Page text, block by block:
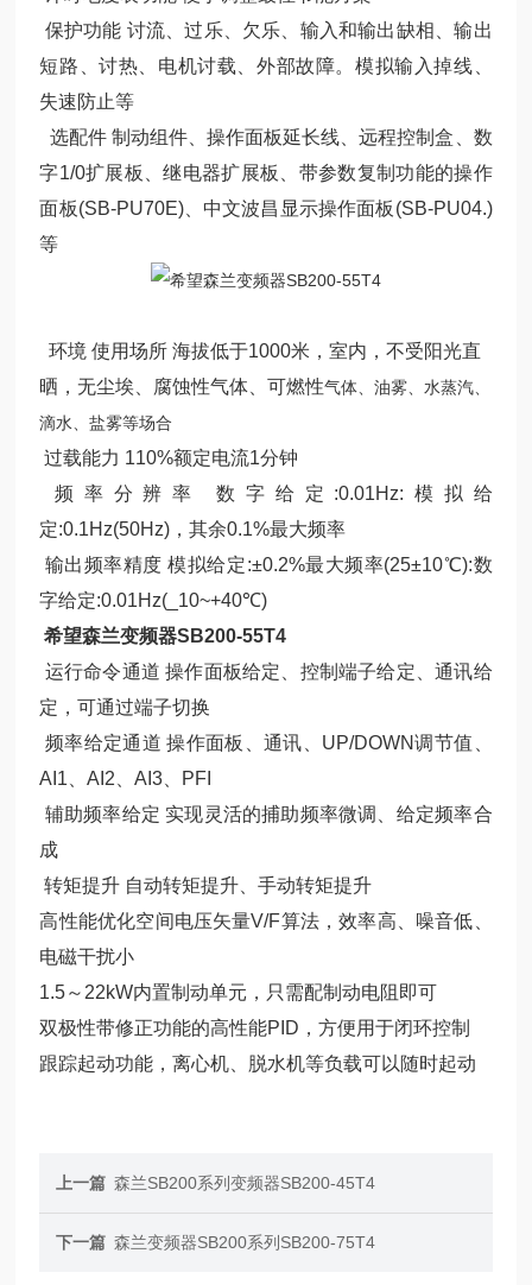
保护功能 讨流、过乐、欠乐、输入和输出缺相、输出
短路、讨热、电机讨载、外部故障。模拟输入掉线、
失速防止等
选配件 制动组件、操作面板延长线、远程控制盒、数
字1/0扩展板、继电器扩展板、带参数复制功能的操作
面板(SB-PU70E)、中文波昌显示操作面板(SB-PU04.)
等
环境 使用场所 海拔低于1000米，室内，不受阳光直
晒，无尘埃、腐蚀性气体、可燃性气体、油雾、水蒸汽、
滴水、盐雾等场合
过载能力 110%额定电流1分钟
频率分辨率 数字给定:0.01Hz:模拟给
定:0.1Hz(50Hz)，其余0.1%最大频率
输出频率精度 模拟给定:±0.2%最大频率(25±10℃):数
字给定:0.01Hz(_10~+40℃)
希望森兰变频器SB200-55T4
运行命令通道 操作面板给定、控制端子给定、通讯给
定，可通过端子切换
频率给定通道 操作面板、通讯、UP/DOWN调节值、
AI1、AI2、AI3、PFI
辅助频率给定 实现灵活的捕助频率微调、给定频率合
成
转矩提升 自动转矩提升、手动转矩提升
高性能优化空间电压矢量V/F算法，效率高、噪音低、
电磁干扰小
1.5～22kW内置制动单元，只需配制动电阻即可
双极性带修正功能的高性能PID，方便用于闭环控制
跟踪起动功能，离心机、脱水机等负载可以随时起动
上一篇 森兰SB200系列变频器SB200-45T4
下一篇 森兰变频器SB200系列SB200-75T4